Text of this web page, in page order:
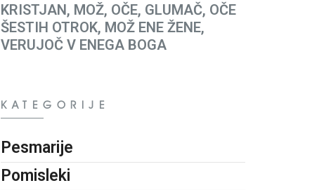
KRISTJAN, MOŽ, OČE, GLUMAČ, OČE
ŠESTIH OTROK, MOŽ ENE ŽENE,
VERUJOČ V ENEGA BOGA
KATEGORIJE
Pesmarije
Pomisleki